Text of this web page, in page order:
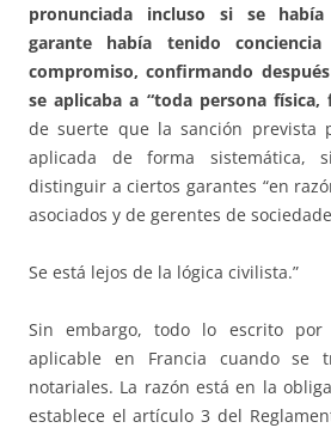
pronunciada incluso si se
garante había tenido
compromiso, confirmando
se aplicaba a “toda persona física,
de suerte que la sanción prevista
aplicada de forma sistemática,
distinguir a ciertos garantes “en
asociados y de gerentes de
Se está lejos de la lógica civilista.”
Sin embargo, todo lo escrito por
aplicable en Francia cuando se
notariales. La razón está en la
establece el artículo 3 del